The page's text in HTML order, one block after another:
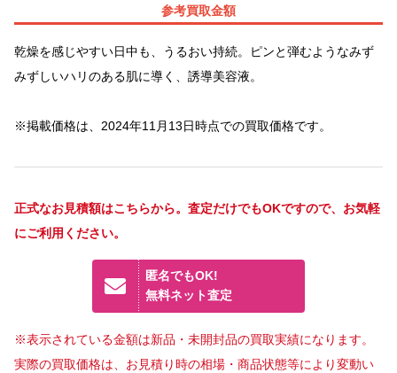
参考買取金額
乾燥を感じやすい日中も、うるおい持続。ピンと弾むようなみず
みずしいハリのある肌に導く、誘導美容液。
※掲載価格は、2024年11月13日時点での買取価格です。
正式なお見積額はこちらから。査定だけでもOKですので、お気軽
にご利用ください。
匿名でもOK!
無料ネット査定
※表示されている金額は新品・未開封品の買取実績になります。
実際の買取価格は、お見積り時の相場・商品状態等により変動い